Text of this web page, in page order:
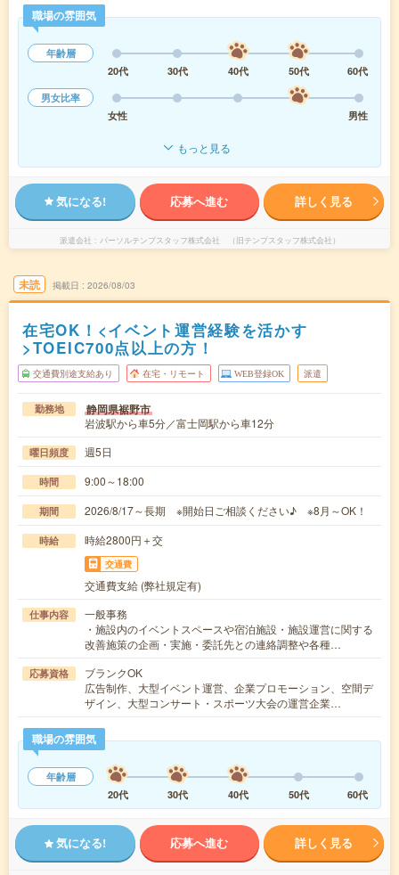
職場の雰囲気
年齢層
20代
30代 40代 50代
60代
男女比率
女性
男性
もっと見る
気になる! 応募へ進む 詳しく見る
派遣会社 パーソルテンプスタッフ株式会社 （旧テンプスタッフ株式会社）
未読 掲載日 2026/08/03
在宅OK！<イベント運営経験を活かす
>TOEIC700点以上の方！
交通費別途支給あり 在宅・リモート WEB登録OK 派遣
勤務地 静岡県裾野市
岩波駅から車5分／富士岡駅から車12分
曜日頻度 週5日
時間 9:00～18:00
期間 2026/8/17～長期 ※開始日ご相談ください♪ ※8月～OK！
時給 時給2800円＋交
交通費
交通費支給 (弊社規定有)
仕事内容
一般事務
・施設内のイベントスペースや宿泊施設・施設運営に関する
改善施策の企画・実施・委託先との連絡調整や各種…
応募資格
ブランクOK
広告制作、大型イベント運営、企業プロモーション、空間デ
ザイン、大型コンサート・スポーツ大会の運営企業…
職場の雰囲気
年齢層
20代
30代 40代 50代 60代
気になる! 応募へ進む 詳しく見る